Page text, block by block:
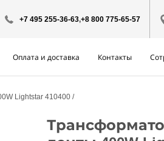
+7 495 255-36-63,+8 800 775-65-57
Оплата и доставка Контакты
Lightstar 410400